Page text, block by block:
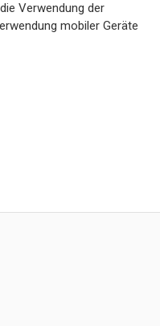
Verwendung der
mobiler Geräte